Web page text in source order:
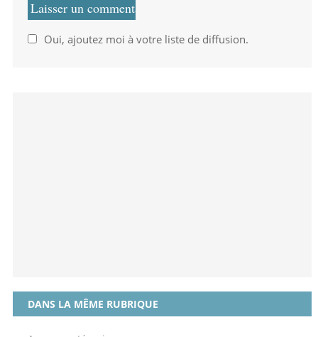
Oui, ajoutez moi à votre liste de diffusion.
DANS LA MÊME RUBRIQUE